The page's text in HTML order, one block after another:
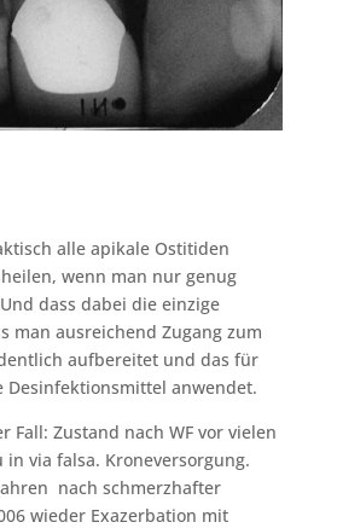
alle apikale Ostitiden
wenn man nur genug
dass dabei die einzige
man ausreichend Zugang zum
aufbereitet und das für
Desinfektionsmittel anwendet.
Fall: Zustand nach WF vor vielen
in via falsa. Kroneversorgung.
nach schmerzhafter
wieder Exazerbation mit